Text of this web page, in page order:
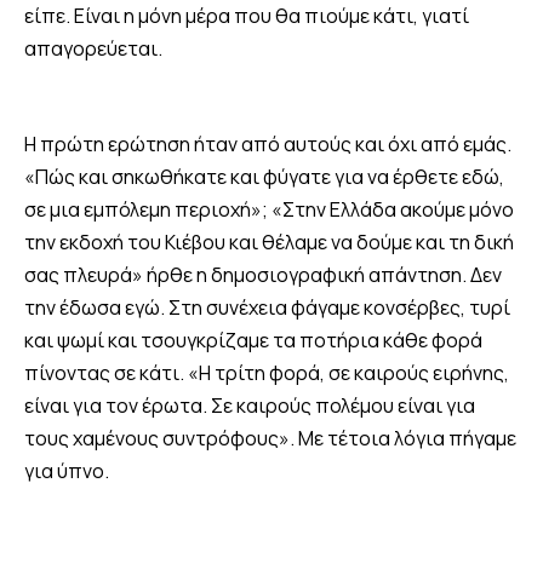
είπε. Είναι η μόνη μέρα που θα πιούμε κάτι, γιατί
απαγορεύεται.
Η πρώτη ερώτηση ήταν από αυτούς και όχι από εμάς.
«Πώς και σηκωθήκατε και φύγατε για να έρθετε εδώ,
σε μια εμπόλεμη περιοχή»; «Στην Ελλάδα ακούμε μόνο
την εκδοχή του Κιέβου και θέλαμε να δούμε και τη δική
σας πλευρά» ήρθε η δημοσιογραφική απάντηση. Δεν
την έδωσα εγώ. Στη συνέχεια φάγαμε κονσέρβες, τυρί
και ψωμί και τσουγκρίζαμε τα ποτήρια κάθε φορά
πίνοντας σε κάτι. «Η τρίτη φορά, σε καιρούς ειρήνης,
είναι για τον έρωτα. Σε καιρούς πολέμου είναι για
τους χαμένους συντρόφους». Με τέτοια λόγια πήγαμε
για ύπνο.